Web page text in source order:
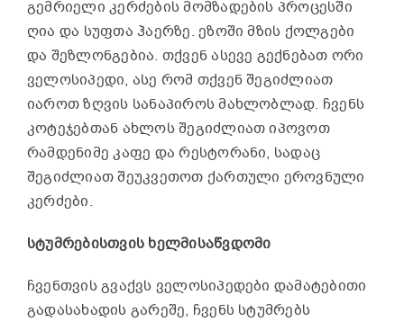
გემრიელი კერძების მომზადების პროცესში
ღია და სუფთა ჰაერზე. ეზოში მზის ქოლგები
და შეზლონგებია. თქვენ ასევე გექნებათ ორი
ველოსიპედი, ასე რომ თქვენ შეგიძლიათ
იაროთ ზღვის სანაპიროს მახლობლად. ჩვენს
კოტეჯებთან ახლოს შეგიძლიათ იპოვოთ
რამდენიმე კაფე და რესტორანი, სადაც
შეგიძლიათ შეუკვეთოთ ქართული ეროვნული
კერძები.
სტუმრებისთვის ხელმისაწვდომი
ჩვენთვის გვაქვს ველოსიპედები დამატებითი
გადასახადის გარეშე, ჩვენს სტუმრებს